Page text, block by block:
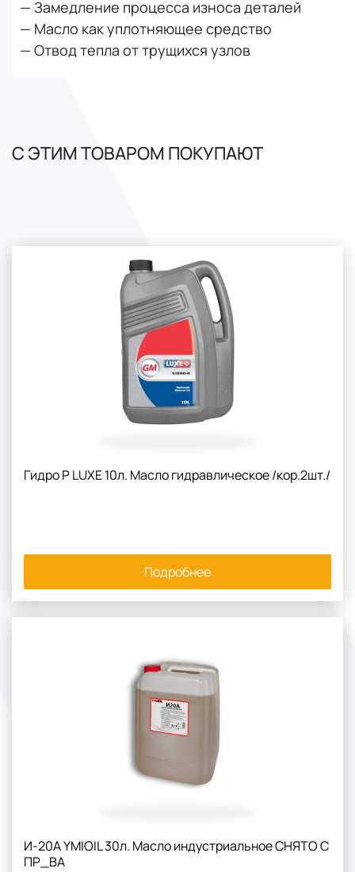
— Замедление процесса износа деталей
— Масло как уплотняющее средство
— Отвод тепла от трущихся узлов
С ЭТИМ ТОВАРОМ ПОКУПАЮТ
Гидро Р LUXE 10л. Масло гидравлическое /кор.2шт./
Подробнее
И-20А YMIOIL 30л. Масло индустриальное СНЯТО С
ПР_ВА